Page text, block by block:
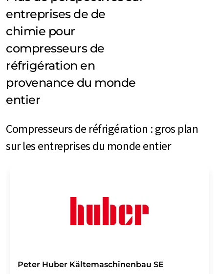
entreprises de de
chimie pour
compresseurs de
réfrigération en
provenance du monde
entier
Compresseurs de réfrigération : gros plan
sur les entreprises du monde entier
Peter Huber Kältemaschinenbau SE